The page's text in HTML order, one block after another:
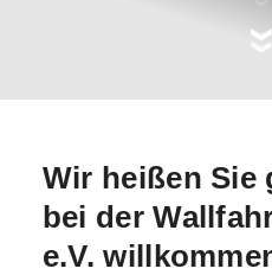
Wir heißen Sie
bei der
e.V.